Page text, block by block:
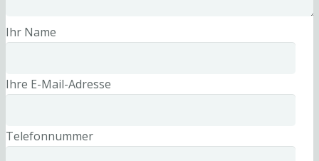
Ihr Name
Ihre E-Mail-Adresse
Telefonnummer